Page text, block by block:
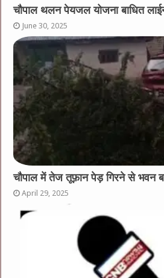
चौपाल थलन पेयजल योजना बाधित
June 30, 2025
चौपाल में तेज तूफ़ान पेड़ गिरने से भवन
April 29, 2025